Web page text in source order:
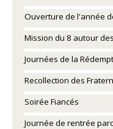
Ouverture de l'année
Mission du 8 autour
Journées de la
Recollection des
Soirée Fiancés
Journée de rentrée